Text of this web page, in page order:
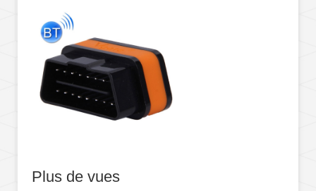
Plus de vues